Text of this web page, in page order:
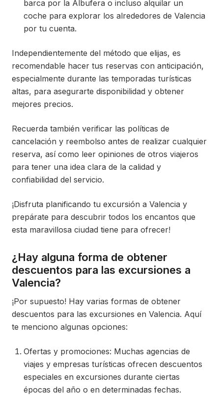
barca por la Albufera o incluso alquilar un
coche para explorar los alrededores de Valencia
por tu cuenta.
Independientemente del método que elijas, es
recomendable hacer tus reservas con anticipación,
especialmente durante las temporadas turísticas
altas, para asegurarte disponibilidad y obtener
mejores precios.
Recuerda también verificar las políticas de
cancelación y reembolso antes de realizar cualquier
reserva, así como leer opiniones de otros viajeros
para tener una idea clara de la calidad y
confiabilidad del servicio.
¡Disfruta planificando tu excursión a Valencia y
prepárate para descubrir todos los encantos que
esta maravillosa ciudad tiene para ofrecer!
¿Hay alguna forma de obtener
descuentos para las excursiones a
Valencia?
¡Por supuesto! Hay varias formas de obtener
descuentos para las excursiones en Valencia. Aquí
te menciono algunas opciones:
Ofertas y promociones: Muchas agencias de
viajes y empresas turísticas ofrecen descuentos
especiales en excursiones durante ciertas
épocas del año o en determinadas fechas.